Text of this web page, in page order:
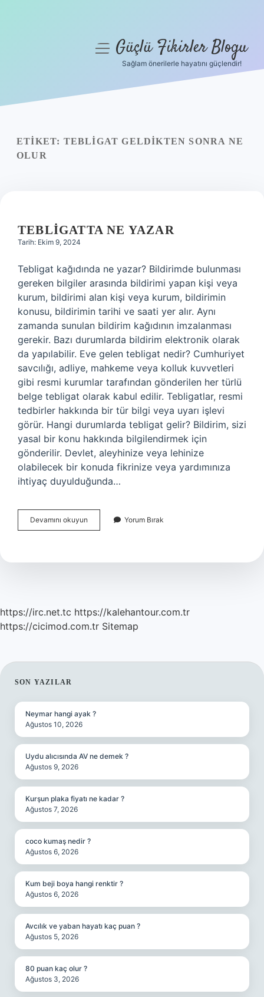
Yasal Uyarı
menüyüGüçlü Fikirler Blogu
Sağlam önerilerle hayatını güçlendir!
ETIKET: TEBLIGAT GELDIKTEN SONRA NE
OLUR
TEBLIGATTA NE YAZAR
Tarih: Ekim 9, 2024
Tebligat kağıdında ne yazar? Bildirimde bulunması
gereken bilgiler arasında bildirimi yapan kişi veya
kurum, bildirimi alan kişi veya kurum, bildirimin
konusu, bildirimin tarihi ve saati yer alır. Aynı
zamanda sunulan bildirim kağıdının imzalanması
gerekir. Bazı durumlarda bildirim elektronik olarak
da yapılabilir. Eve gelen tebligat nedir? Cumhuriyet
savcılığı, adliye, mahkeme veya kolluk kuvvetleri
gibi resmi kurumlar tarafından gönderilen her türlü
belge tebligat olarak kabul edilir. Tebligatlar, resmi
tedbirler hakkında bir tür bilgi veya uyarı işlevi
görür. Hangi durumlarda tebligat gelir? Bildirim, sizi
yasal bir konu hakkında bilgilendirmek için
gönderilir. Devlet, aleyhinize veya lehinize
olabilecek bir konuda fikrinize veya yardımınıza
ihtiyaç duyulduğunda…
Devamını okuyun Tebligatta
Ne
Yorum Bırak
https://irc.net.tc https://kalehantour.com.tr
https://cicimod.com.tr Sitemap
SIDEBAR
SON YAZILAR
Neymar hangi ayak ?
Ağustos 10, 2026
Uydu alıcısında AV ne demek ?
Ağustos 9, 2026
Kurşun plaka fiyatı ne kadar ?
Ağustos 7, 2026
coco kumaş nedir ?
Ağustos 6, 2026
Kum beji boya hangi renktir ?
Ağustos 6, 2026
Avcılık ve yaban hayatı kaç puan ?
Ağustos 5, 2026
80 puan kaç olur ?
Ağustos 3, 2026